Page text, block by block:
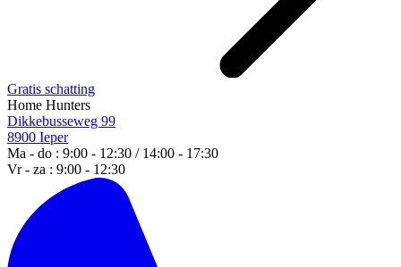
Gratis schatting
Home Hunters
Dikkebusseweg 99
8900 Ieper
Ma - do : 9:00 - 12:30 / 14:00 - 17:30
Vr - za : 9:00 - 12:30